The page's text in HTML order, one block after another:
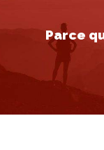
Parce